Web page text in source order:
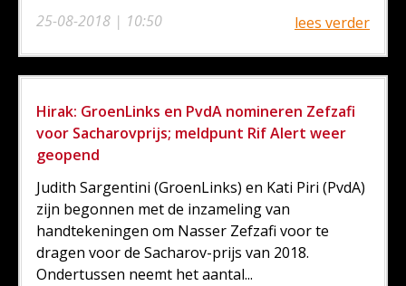
25-08-2018 | 10:50
lees verder
Hirak: GroenLinks en PvdA nomineren Zefzafi
voor Sacharovprijs; meldpunt Rif Alert weer
geopend
Judith Sargentini (GroenLinks) en Kati Piri (PvdA)
zijn begonnen met de inzameling van
handtekeningen om Nasser Zefzafi voor te
dragen voor de Sacharov-prijs van 2018.
Ondertussen neemt het aantal...